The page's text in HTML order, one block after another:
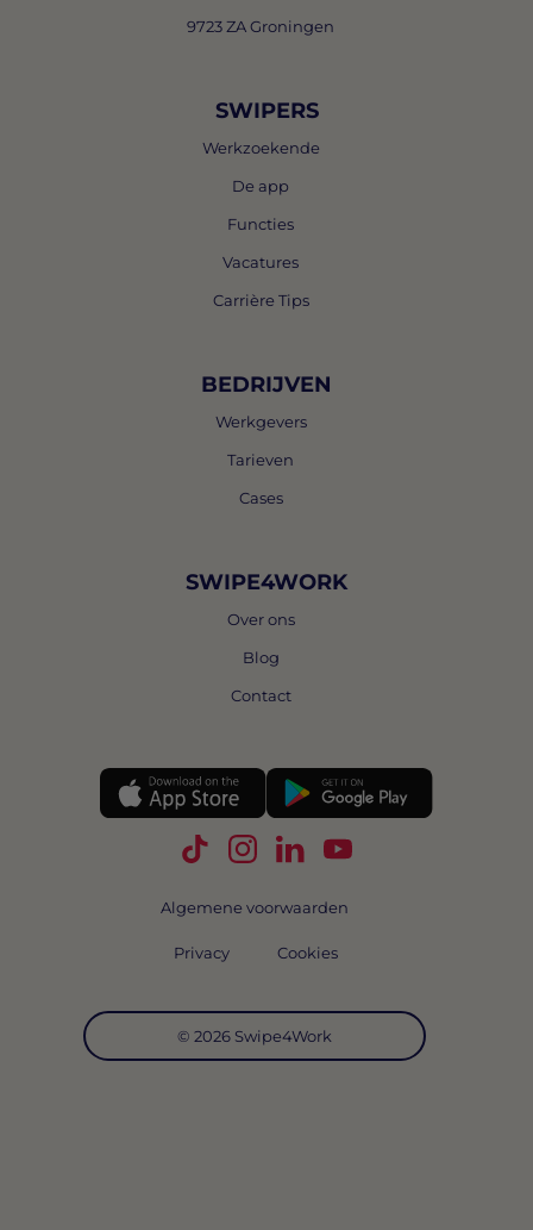
9723 ZA Groningen
SWIPERS
Werkzoekende
De app
Functies
Vacatures
Carrière Tips
BEDRIJVEN
Werkgevers
Tarieven
Cases
SWIPE4WORK
Over ons
Blog
Contact
Volg Swipe4Work op TikTok
Volg Swipe4Work op
Volg Swipe4Work op
Volg Swipe4Work
© 2026 Swipe4Work
Algemene voorwaarden
Privacy Cookies